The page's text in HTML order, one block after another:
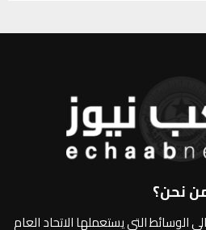
نحن؟
الوسائط التي يستعملها الاتحاد العام